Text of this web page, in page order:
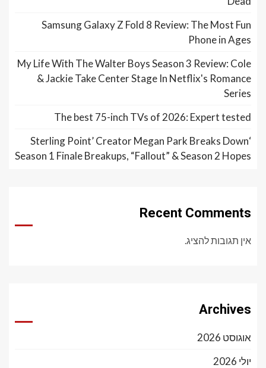
Samsung Galaxy Z Fold 8 Review: The Most Fun
Phone in Ages
My Life With The Walter Boys Season 3 Review: Cole
& Jackie Take Center Stage In Netflix's Romance
Series
The best 75-inch TVs of 2026: Expert tested
‘Sterling Point’ Creator Megan Park Breaks Down
Season 1 Finale Breakups, “Fallout” & Season 2 Hopes
Recent Comments
אין תגובות להציג.
Archives
אוגוסט 2026
יולי 2026